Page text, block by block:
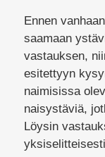
Ennen
saamaan
vastauksen,
esitettyyn
naimisissa
naisystäviä,
Löysin